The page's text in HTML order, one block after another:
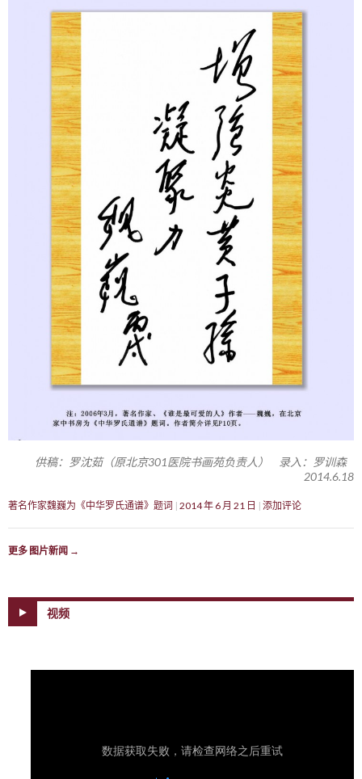
供稿：罗沈茹（原北京301医院书画苑负责人） 录入：罗训森
2014.6.18
著名作家魏巍为《中华罗氏通谱》题词 2014 年 6 月 21 日 添加评论
更多 图片新闻 →
视频